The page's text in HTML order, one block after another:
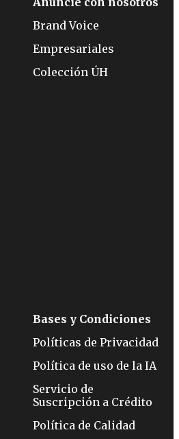
Brand Voice
Empresariales
Colección ÚH
Bases y Condiciones
Políticas de Privacidad
Política de uso de la IA
Servicio de
Suscripción a Crédito
Política de Calidad